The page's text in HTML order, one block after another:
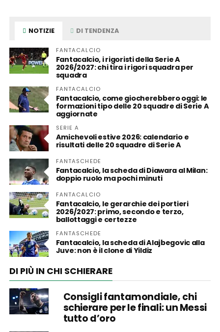
NOTIZIE DI TENDENZA
FANTACALCIO
Fantacalcio, i rigoristi della Serie A
2026/2027: chi tira i rigori squadra per
squadra
FANTACALCIO
Fantacalcio, come giocherebbero oggi: le
formazioni tipo delle 20 squadre di Serie A
aggiornate
SERIE A
Amichevoli estive 2026: calendario e
risultati delle 20 squadre di Serie A
FANTASCHEDE
Fantacalcio, la scheda di Diawara al Milan:
doppio ruolo ma pochi minuti
FANTACALCIO
Fantacalcio, le gerarchie dei portieri
2026/2027: primo, secondo e terzo,
ballottaggi e certezze
FANTASCHEDE
Fantacalcio, la scheda di Alajbegovic alla
Juve: non è il clone di Yildiz
DI PIÙ IN CHI SCHIERARE
Consigli fantamondiale, chi
schierare per le finali: un Messi
tutto d’oro